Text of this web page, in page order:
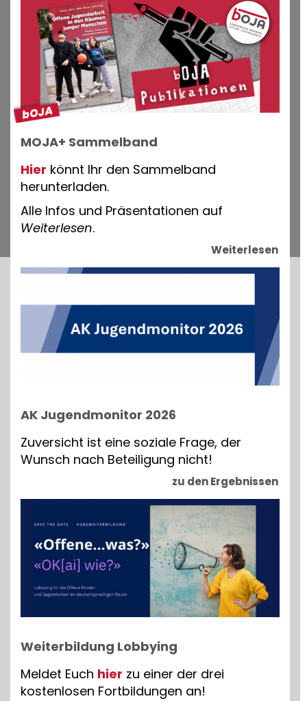
MOJA+ Sammelband
Hier könnt Ihr den Sammelband
herunterladen.
Alle Infos und Präsentationen auf
Weiterlesen.
Weiterlesen
AK Jugendmonitor 2026
Zuversicht ist eine soziale Frage, der
Wunsch nach Beteiligung nicht!
zu den Ergebnissen
Weiterbildung Lobbying
Meldet Euch hier zu einer der drei
kostenlosen Fortbildungen an!